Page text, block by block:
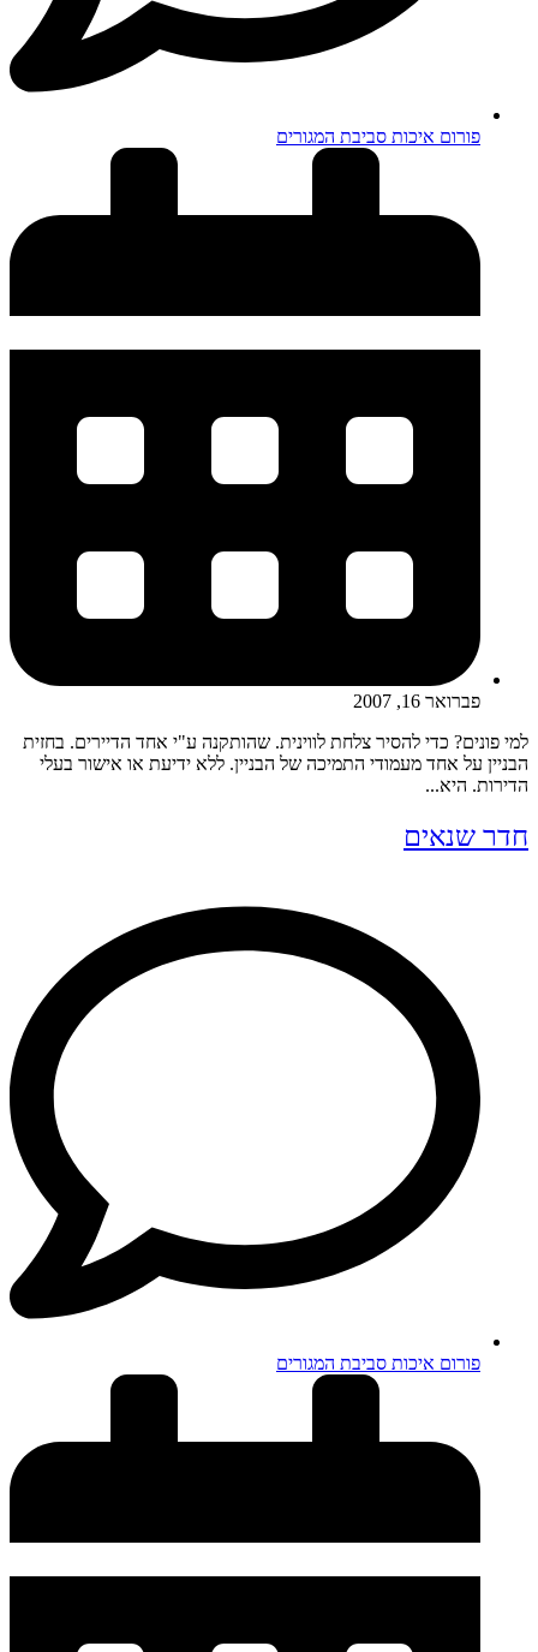
פורום איכות סביבת המגורים
פברואר 16, 2007
למי פונים? כדי להסיר צלחת לווינית. שהותקנה ע"י אחד הדיירים. בחזית
הבניין על אחד מעמודי התמיכה של הבניין. ללא ידיעת או אישור בעלי
הדירות. היא...
חדר שנאים
פורום איכות סביבת המגורים